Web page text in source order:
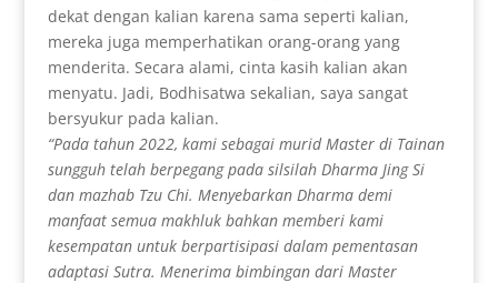
dekat dengan kalian karena sama seperti kalian,
mereka juga memperhatikan orang-orang yang
menderita. Secara alami, cinta kasih kalian akan
menyatu. Jadi, Bodhisatwa sekalian, saya sangat
bersyukur pada kalian.
“Pada tahun 2022, kami sebagai murid Master di Tainan
sungguh telah berpegang pada silsilah Dharma Jing Si
dan mazhab Tzu Chi. Menyebarkan Dharma demi
manfaat semua makhluk bahkan memberi kami
kesempatan untuk berpartisipasi dalam pementasan
adaptasi Sutra. Menerima bimbingan dari Master